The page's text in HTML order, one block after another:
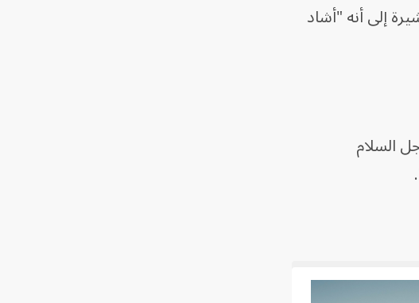
إلى أنه "أشاد
السلام